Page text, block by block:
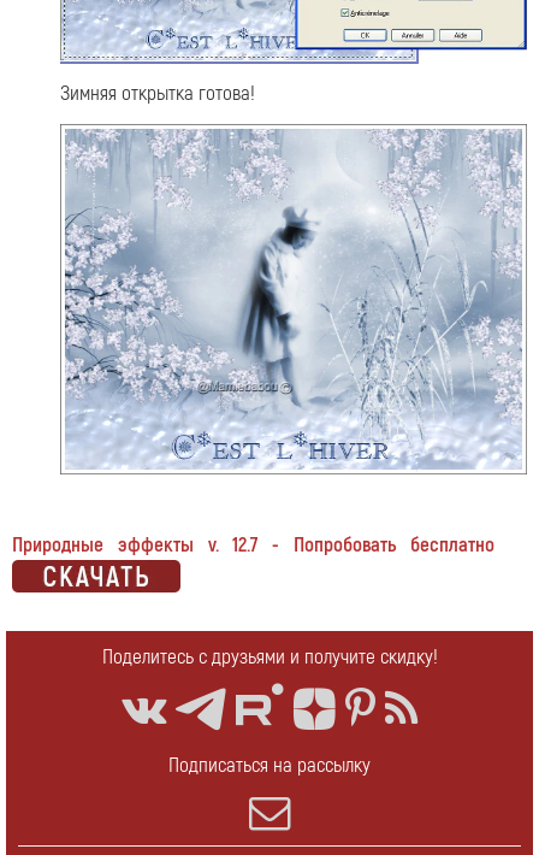
Зимняя открытка готова!
Природные эффекты v. 12.7 - Попробовать бесплатно
Поделитесь с друзьями и получите скидку!
Подписаться на рассылку